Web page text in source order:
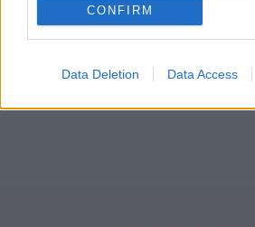
CONFIRM
Data Deletion Data Access
τον Αrnold Schwarzenegger!
21:10 @16-10-2013